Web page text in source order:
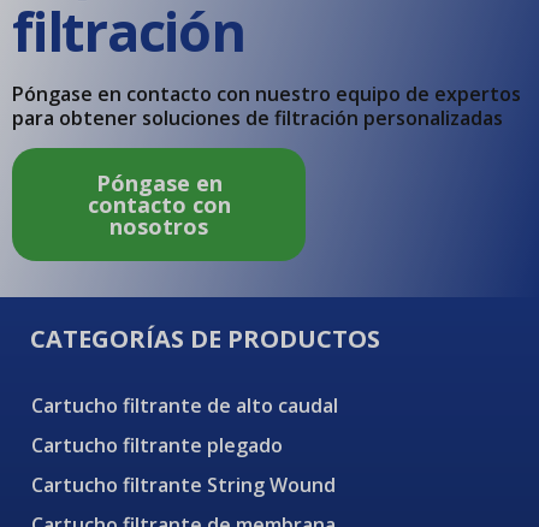
filtración
Póngase en contacto con nuestro equipo de expertos
para obtener soluciones de filtración personalizadas
Póngase en
contacto con
nosotros
CATEGORÍAS DE PRODUCTOS
Cartucho filtrante de alto caudal
Cartucho filtrante plegado
Cartucho filtrante String Wound